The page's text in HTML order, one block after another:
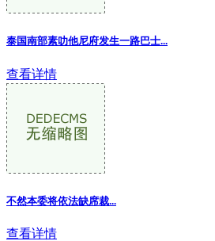
泰国南部素叻他尼府发生一路巴士...
查看详情
不然本委将依法缺席裁...
查看详情